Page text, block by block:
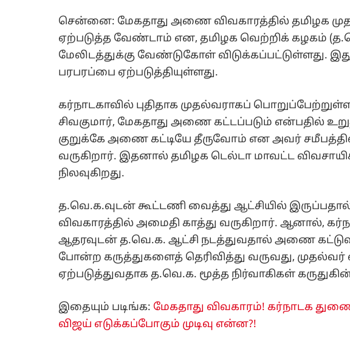
சென்னை: மேகதாது அணை விவகாரத்தில் தமிழக
ஏற்படுத்த வேண்டாம் என, தமிழக வெற்றிக் கழகம்
மேலிடத்துக்கு வேண்டுகோள் விடுக்கப்பட்டுள்ளது.
பரபரப்பை ஏற்படுத்தியுள்ளது.
கர்நாடகாவில் புதிதாக முதல்வராகப்
சிவகுமார், மேகதாது அணை கட்டப்படும் என்பதில்
குறுக்கே அணை கட்டியே தீருவோம் என அவர் சமீபத்தில்
வருகிறார். இதனால் தமிழக டெல்டா மாவட்ட
நிலவுகிறது.
த.வெ.க.வுடன் கூட்டணி வைத்து ஆட்சியில்
விவகாரத்தில் அமைதி காத்து வருகிறார். ஆனால்,
ஆதரவுடன் த.வெ.க. ஆட்சி நடத்துவதால் அணை
போன்ற கருத்துகளைத் தெரிவித்து வருவது, முதல்வர்
ஏற்படுத்துவதாக த.வெ.க. மூத்த நிர்வாகிகள்
இதையும் படிங்க: மேகதாது விவகாரம்! கர்நாடக
விஜய் எடுக்கப்போகும் முடிவு என்ன?!